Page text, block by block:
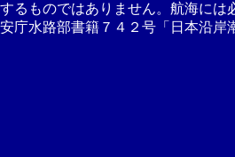
るものではありません。航海に
庁水路部書籍７４２号「日本沿